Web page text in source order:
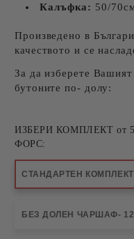
Калъфка: 50/
Произведено в
качеството и се
За да изберете Вашият
бутоните по- долу:
ИЗБЕРИ КОМПЛЕКТ от
ФОРС:
СТАНДАРТЕН
БЕЗ ДОЛЕН ЧАРШАФ-